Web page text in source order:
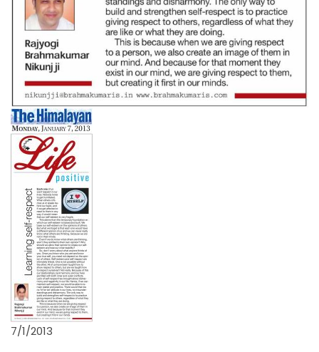
7/1/2013